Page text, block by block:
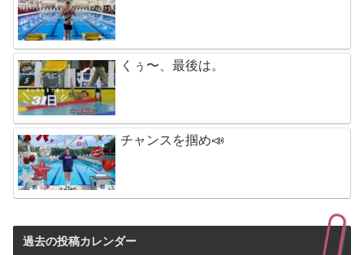
くぅ〜、最後は。
チャンスを掴め📣
過去の投稿カレンダー